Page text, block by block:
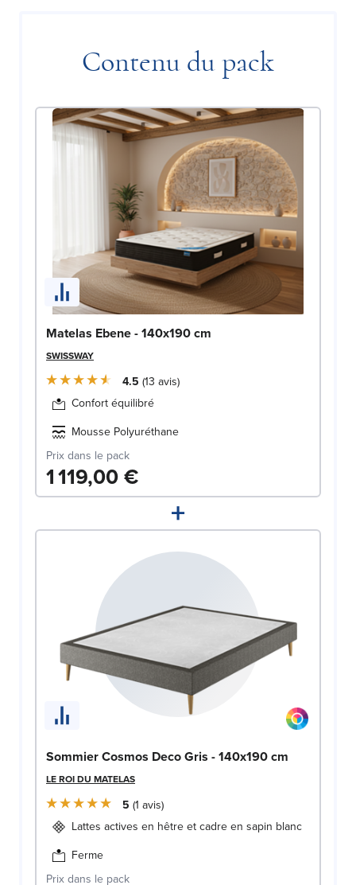
Contenu du pack
Matelas Ebene - 140x190 cm
SWISSWAY
4.5 13 avis
Confort équilibré
Mousse Polyuréthane
Prix dans le pack
1 119,00 €
+
Sommier Cosmos Deco Gris - 140x190 cm
LE ROI DU MATELAS
5 1 avis
Lattes actives en hêtre et cadre en sapin blanc
Ferme
Prix dans le pack